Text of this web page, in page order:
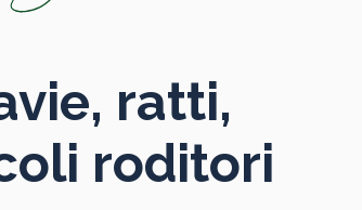
ratti,
roditori